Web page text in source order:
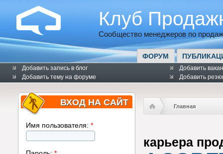
Клуб
Сообщество менеджеров по
ФОРУМ
Добавить запись в блог
Добавить тему на форуме
Добавить
Добавить
ВХОД НА САЙТ
Имя пользователя: *
Главная
карьера